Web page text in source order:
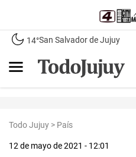
14°San Salvador de Jujuy
Todo Jujuy > País
12 de mayo de 2021 - 12:01